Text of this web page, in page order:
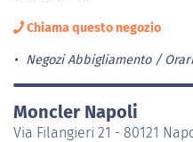
Chiama questo negozio
Negozi Abbigliamento
Moncler Napoli
Via Filangieri 21 - 80121